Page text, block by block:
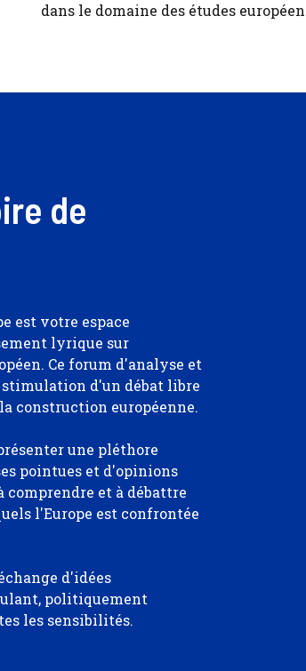
dans le domaine des études
de
est votre espace
lyrique sur
Ce forum d'analyse et
d'un débat libre
construction européenne.
une pléthore
pointues et d'opinions
comprendre et à débattre
l'Europe est confrontée
d'idées
politiquement
les sensibilités.